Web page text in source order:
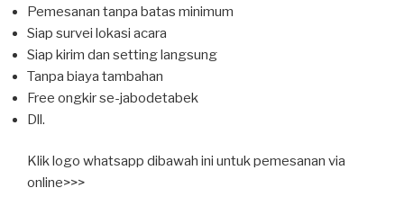
Pemesanan tanpa batas minimum
Siap survei lokasi acara
Siap kirim dan setting langsung
Tanpa biaya tambahan
Free ongkir se-jabodetabek
Dll.
Klik logo whatsapp dibawah ini untuk pemesanan via
online>>>